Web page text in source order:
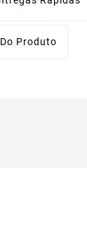
Produto